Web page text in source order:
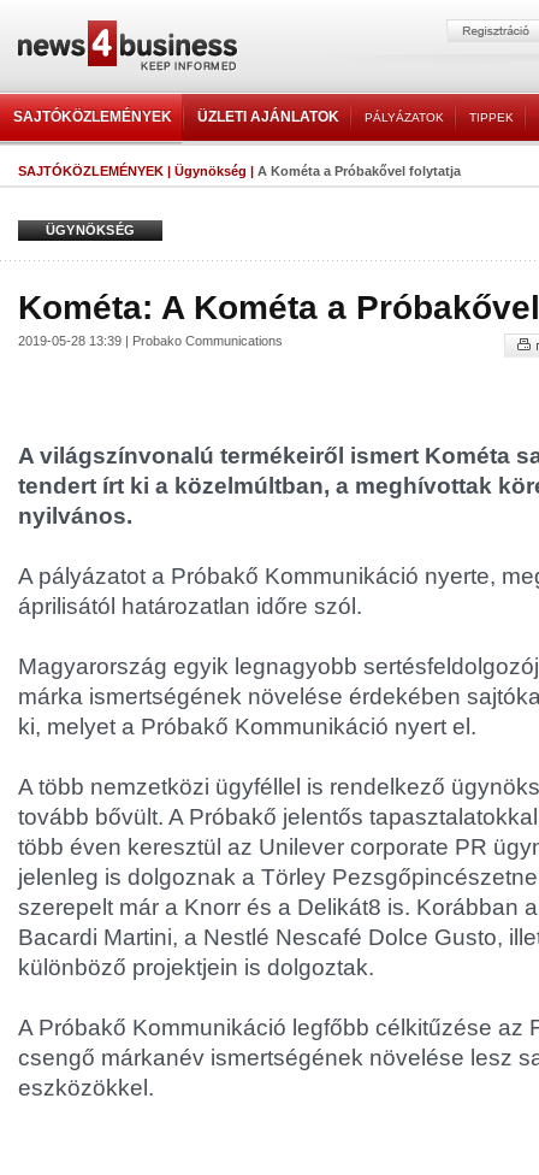
SAJTÓKÖZLEMÉNYEK ÜZLETI AJÁNLATOK PÁLYÁZATOK TIPPEK
SAJTÓKÖZLEMÉNYEK | Ügynökség | A Kométa a Próbakővel folytatja
ÜGYNÖKSÉG
Kométa: A Kométa a
2019-05-28 13:39 | Probako Communications
A világszínvonalú termékeiről ismert Kométa
tendert írt ki a közelmúltban, a meghívottak
nyilvános.
A pályázatot a Próbakő Kommunikáció nyerte,
áprilisától határozatlan időre szól.
Magyarország egyik legnagyobb
márka ismertségének növelése érdekében
ki, melyet a Próbakő Kommunikáció nyert el.
A több nemzetközi ügyféllel is rendelkező
tovább bővült. A Próbakő jelentős
több éven keresztül az Unilever corporate PR
jelenleg is dolgoznak a Törley
szerepelt már a Knorr és a Delikát8 is. Korábban
Bacardi Martini, a Nestlé Nescafé Dolce Gusto,
különböző projektjein is dolgoztak.
A Próbakő Kommunikáció legfőbb célkitűzése az
csengő márkanév ismertségének növelése lesz
eszközökkel.